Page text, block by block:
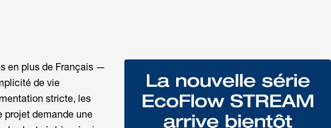
en plus de Français —
de vie
stricte, les
projet demande une